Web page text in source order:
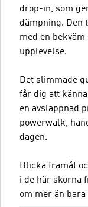
drop-in, som
dämpning. Den
med en
upplevelse.
Det slimmade
får dig att
en avslappnad
powerwalk,
dagen.
Blicka framåt
i de här skorna
om mer än